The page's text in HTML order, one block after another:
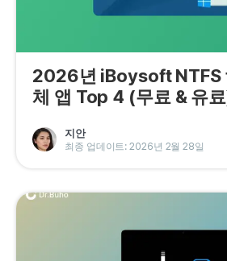
2026년 iBoysoft NTFS
체 앱 Top 4 (무료 & 유
지안
최종 업데이트: 2026년 2월 28일